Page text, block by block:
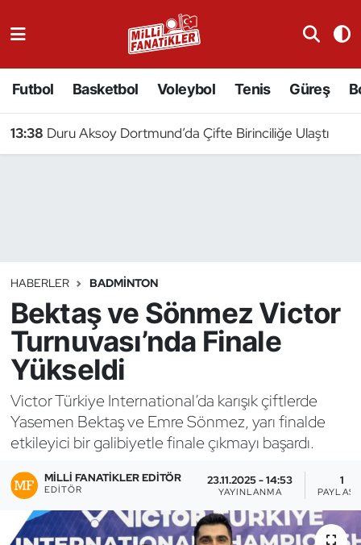
Futbol Basketbol Voleybol Tenis Güreş
13:38 Duru Aksoy Dortmund’da Çifte Birinciliğe Ulaştı
HABERLER BADMINTON
Bektaş ve Sönmez Victor
Turnuvası’nda Finale
Yükseldi
Victor Türkiye International’da karışık çiftlerde
Yasemen Bektaş ve Emre Sönmez, yarı finalde
etkileyici bir galibiyetle finale çıkmayı başardı.
MILLI FANATIKLER EDITÖR
EDITÖR
23.11.2025 - 14:53
YAYINLANMA
1
Badminton
Binicilik
Bisiklet
Boks
Briç
Buz Hokeyi